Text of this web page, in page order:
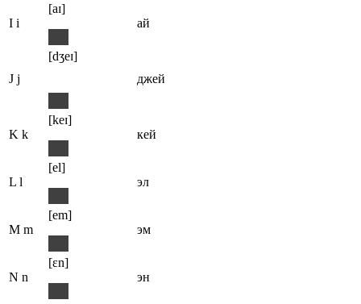
I i
[aɪ]
ай
J j
[dʒeɪ]
джей
K k
[keɪ]
кей
L l
[el]
эл
M m
[em]
эм
N n
[ɛn]
эн